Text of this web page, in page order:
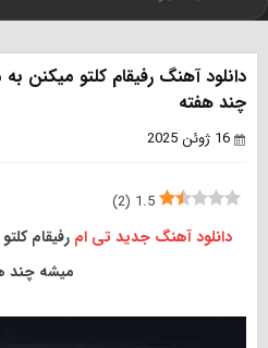
دانلود آهنگ رفیقام کلتو میکنن
چند هفته
16 ژوئن 2025
1.5
(
2
)
دانلود آهنگ جدید تی ام رفیقام
میشه چند